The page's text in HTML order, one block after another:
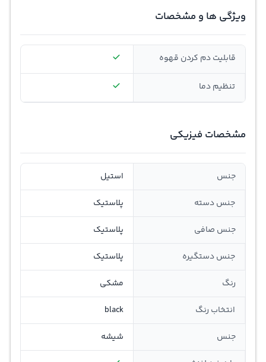
ویژگی ها و مشخصات
قابلیت دم کردن قهوه
تنظیم دما
مشخصات فیزیکی
جنس استیل
جنس دسته پلاستیک
جنس صافی پلاستیک
جنس دستگیره پلاستیک
رنگ مشکی
انتخاب رنگ black
جنس شیشه